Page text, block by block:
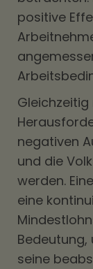
positive
negativen
und die
werden.
eine
Bedeutung,
seine